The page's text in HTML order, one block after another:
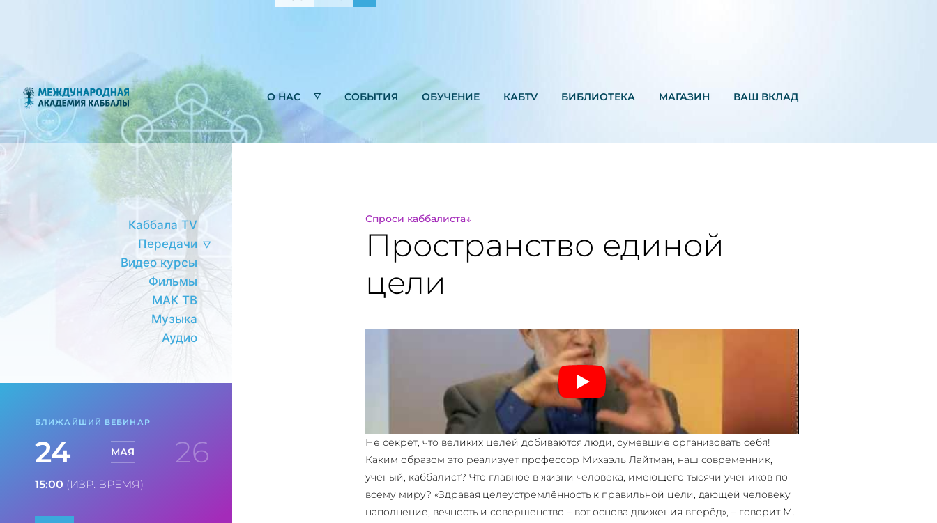
О НАС СОБЫТИЯ ОБУЧЕНИЕ КАБTV БИБЛИОТЕКА MАГАЗИН ВАШ ВКЛАД
Каббала TV
Передачи
Видео курсы
Фильмы
МАК ТВ
Музыка
Аудио
БЛИЖАЙШИЙ ВЕБИНАР
24 МАЯ 26
15:00 (ИЗР. ВРЕМЯ)
Спроси каббалиста
Пространство единой
цели
Не секрет, что великих целей добиваются люди, сумевшие организовать себя!
Каким образом это реализует профессор Михаэль Лайтман, наш современник,
ученый, каббалист? Что главное в жизни человека, имеющего тысячи учеников по
всему миру? «Здравая целеустремлённость к правильной цели, дающей человеку
наполнение, вечность и совершенство – вот основа движения вперёд», – говорит М.